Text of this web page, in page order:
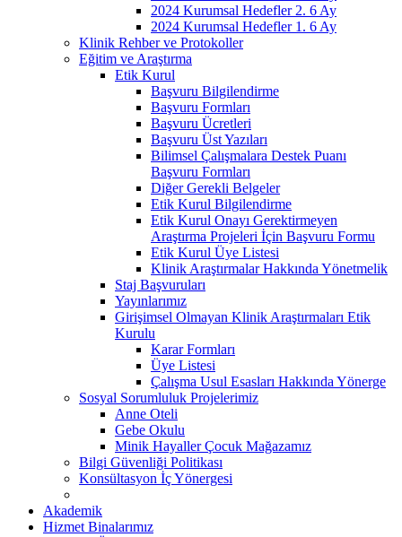
2024 Kurumsal Hedefler 2. 6 Ay
2024 Kurumsal Hedefler 1. 6 Ay
Klinik Rehber ve Protokoller
Eğitim ve Araştırma
Etik Kurul
Başvuru Bilgilendirme
Başvuru Formları
Başvuru Ücretleri
Başvuru Üst Yazıları
Bilimsel Çalışmalara Destek Puanı
Başvuru Formları
Diğer Gerekli Belgeler
Etik Kurul Bilgilendirme
Etik Kurul Onayı Gerektirmeyen
Araştırma Projeleri İçin Başvuru Formu
Etik Kurul Üye Listesi
Klinik Araştırmalar Hakkında Yönetmelik
Staj Başvuruları
Yayınlarımız
Girişimsel Olmayan Klinik Araştırmaları Etik
Kurulu
Karar Formları
Üye Listesi
Çalışma Usul Esasları Hakkında Yönerge
Sosyal Sorumluluk Projelerimiz
Anne Oteli
Gebe Okulu
Minik Hayaller Çocuk Mağazamız
Bilgi Güvenliği Politikası
Konsültasyon İç Yönergesi
Akademik
Hizmet Binalarımız